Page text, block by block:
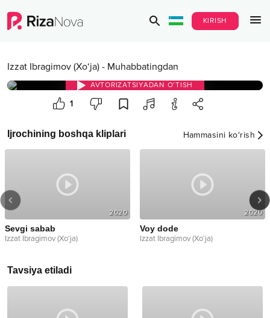
KIRISH
Izzat Ibragimov (Xo‘ja) - Muhabbatingdan
AVTORIZATSIYADAN O‘TISH
1
Ijrochining boshqa kliplari Hammasini ko‘rish
2020
Sevgi sabab
Izzat Ibragimov (Xo‘ja)
2020
Voy dode
Izzat Ibragimov (Xo‘ja)
Tavsiya etiladi